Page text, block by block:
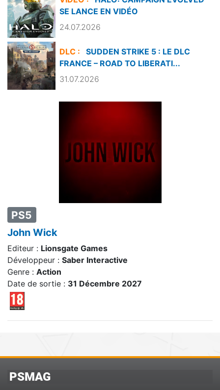
PS5
John Wick
Editeur : Lionsgate Games
Développeur : Saber Interactive
Genre : Action
Date de sortie : 31 Décembre 2027
SE LANCE EN VIDÉO
24.07.2026
DLC :
SUDDEN STRIKE 5 : LE DLC
FRANCE – ROAD TO LIBERATI...
31.07.2026
PSMAG